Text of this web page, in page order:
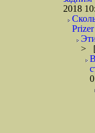
2018
Prizer
>